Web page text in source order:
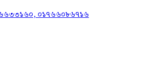
০১৭৬৬০৮৬৭১৬